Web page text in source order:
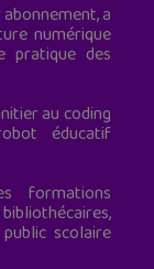
a
numérique
pratique des
au coding
éducatif
formations
scolaire